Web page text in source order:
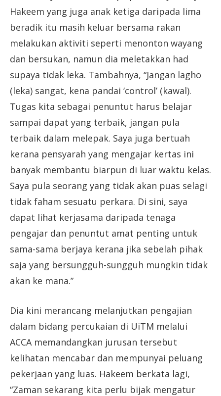
Hakeem yang juga anak ketiga daripada lima
beradik itu masih keluar bersama rakan
melakukan aktiviti seperti menonton wayang
dan bersukan, namun dia meletakkan had
supaya tidak leka. Tambahnya, “Jangan lagho
(leka) sangat, kena pandai ‘control’ (kawal).
Tugas kita sebagai penuntut harus belajar
sampai dapat yang terbaik, jangan pula
terbaik dalam melepak. Saya juga bertuah
kerana pensyarah yang mengajar kertas ini
banyak membantu biarpun di luar waktu kelas.
Saya pula seorang yang tidak akan puas selagi
tidak faham sesuatu perkara. Di sini, saya
dapat lihat kerjasama daripada tenaga
pengajar dan penuntut amat penting untuk
sama-sama berjaya kerana jika sebelah pihak
saja yang bersungguh-sungguh mungkin tidak
akan ke mana.”
Dia kini merancang melanjutkan pengajian
dalam bidang percukaian di UiTM melalui
ACCA memandangkan jurusan tersebut
kelihatan mencabar dan mempunyai peluang
pekerjaan yang luas. Hakeem berkata lagi,
“Zaman sekarang kita perlu bijak mengatur